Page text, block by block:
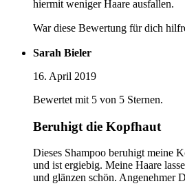
hiermit weniger Haare ausfallen.
War diese Bewertung für dich
Sarah Bieler
16. April 2019
Bewertet mit 5 von 5 Sternen.
Beruhigt die Kopfhaut
Dieses Shampoo beruhigt meine
und ist ergiebig. Meine Haare
und glänzen schön. Angenehmer